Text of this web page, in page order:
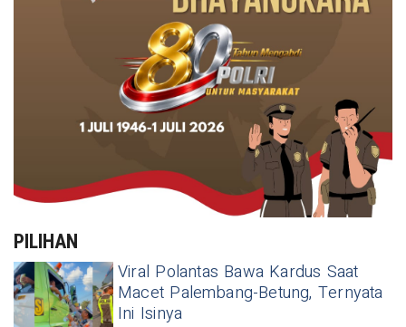
PILIHAN
Viral Polantas Bawa Kardus Saat
Macet Palembang-Betung, Ternyata
Ini Isinya